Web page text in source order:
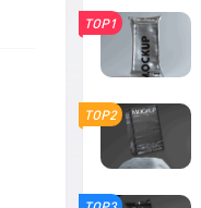
TOP1
TOP2